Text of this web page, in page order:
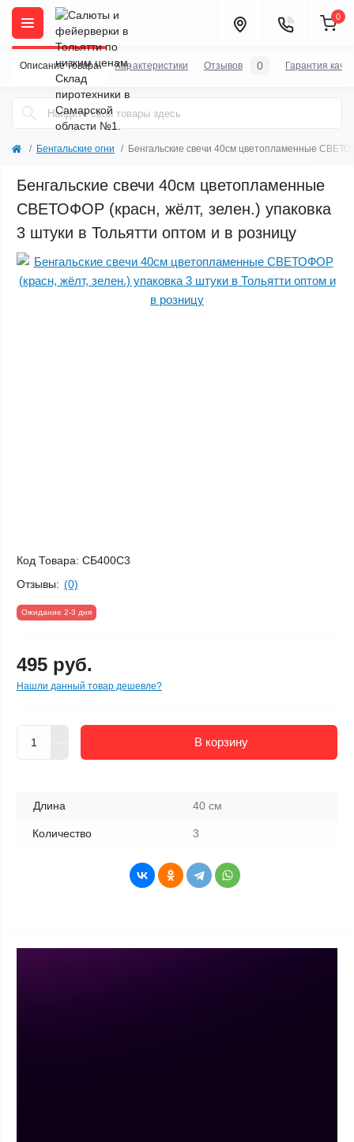
0
Бенгальские огни Бенгальские свечи 40см цветопламенные
Бенгальские свечи 40см цветопламенные
СВЕТОФОР (красн, жёлт, зелен.) упаковка
3 штуки в Тольятти оптом и в розницу
Код Товара: СБ400С3
Отзывы: (0)
Ожидание 2-3 дня
495 руб.
Нашли данный товар дешевле?
В корзину
Длина 40 см
Количество 3
Описание товара Характеристики Отзывов 0 Гарантия